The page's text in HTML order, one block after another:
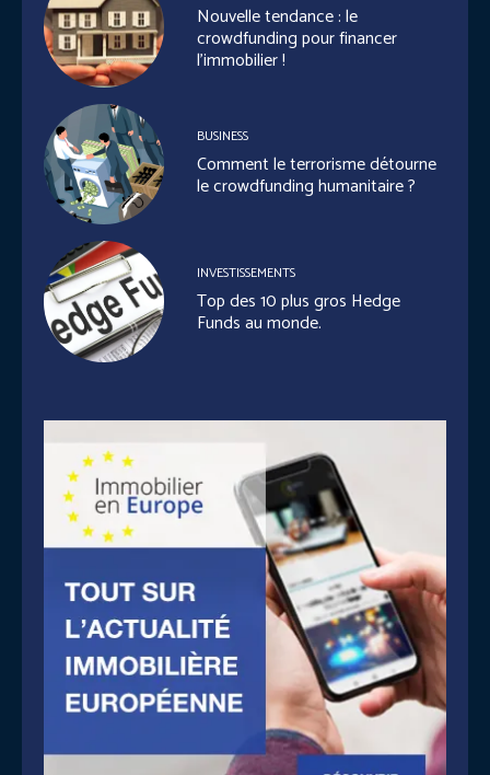
Nouvelle tendance : le
crowdfunding pour financer
l’immobilier !
BUSINESS
Comment le terrorisme détourne
le crowdfunding humanitaire ?
INVESTISSEMENTS
Top des 10 plus gros Hedge
Funds au monde.